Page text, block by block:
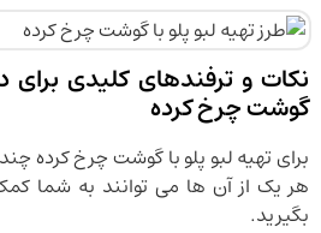
نکات و ترفندهای کلیدی برای
گوشت چرخ کرده
برای تهیه لبو پلو با گوشت چرخ کرده
هر یک از آن ها می توانند به شما
بگیرید.